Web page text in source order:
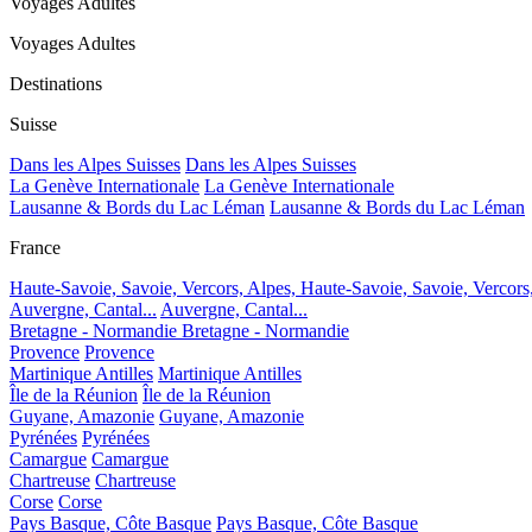
Voyages Adultes
Destinations
Suisse
Dans les Alpes Suisses Dans les Alpes Suisses
La Genève Internationale La Genève Internationale
Lausanne & Bords du Lac Léman Lausanne & Bords du Lac Léman
France
Haute-Savoie, Savoie, Vercors, Alpes, Haute-Savoie, Savoie,
Auvergne, Cantal... Auvergne, Cantal...
Bretagne - Normandie Bretagne - Normandie
Provence Provence
Martinique Antilles Martinique Antilles
Île de la Réunion Île de la Réunion
Guyane, Amazonie Guyane, Amazonie
Pyrénées Pyrénées
Camargue Camargue
Chartreuse Chartreuse
Corse Corse
Pays Basque, Côte Basque Pays Basque, Côte Basque